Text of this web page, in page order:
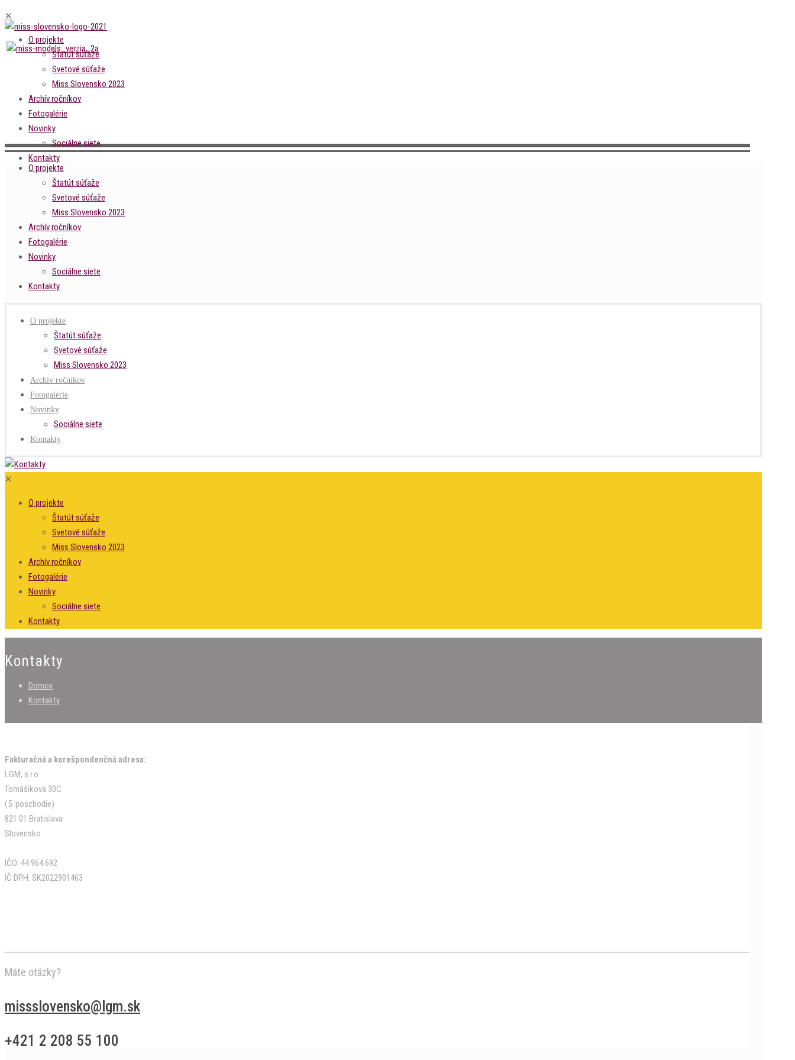
✕
O projekte
Štatút súťaže
Svetové súťaže
Miss Slovensko 2023
Archív ročníkov
Fotogalérie
Novinky
Sociálne siete
Kontakty
O projekte
Štatút súťaže
Svetové súťaže
Miss Slovensko 2023
Archív ročníkov
Fotogalérie
Novinky
Sociálne siete
Kontakty
O projekte
Štatút súťaže
Svetové súťaže
Miss Slovensko 2023
Archív ročníkov
Fotogalérie
Novinky
Sociálne siete
Kontakty
✕
O projekte
Štatút súťaže
Svetové súťaže
Miss Slovensko 2023
Archív ročníkov
Fotogalérie
Novinky
Sociálne siete
Kontakty
Kontakty
Domov
Kontakty
Fakturačná a korešpondenčná adresa:
LGM, s.r.o.
Tomášikova 30C
(5. poschodie)
821 01 Bratislava
Slovensko
IČO: 44 964 692
IČ DPH: SK2022901463
Máte otázky?
ks.mgl@oksnevolsssim
+421 2 208 55 100